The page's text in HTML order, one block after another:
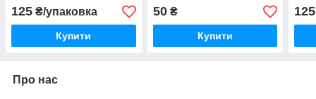
125 ₴/упаковка
Купити
50₴
Купити
125
Про нас